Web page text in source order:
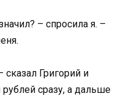
– спросила я. –
Григорий и
сразу, а дальше